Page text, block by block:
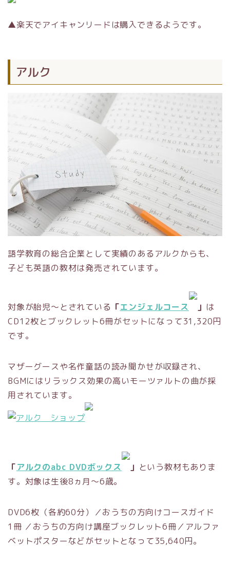
▲楽天でアイキャンリードは購入できるようです。
アルク
語学教育の総合企業として実績のあるアルクからも、
子ども英語の教材は発売されています。
対象が胎児～とされている 「エンジェルコース 」 は
CD12枚とブックレット6冊がセットになって31,320円
です。
マザーグースや名作童話の読み聞かせが収録され、
BGMにはリラックス効果の高いモーツァルトの曲が採
用されています。
「アルクのabc DVDボックス 」 という教材もありま
す。対象は生後8ヵ月～6歳。
DVD6枚（各約60分）／おうちの方向けコースガイド
1冊 ／おうちの方向け講座ブックレット6冊／アルファ
ベットポスターなどがセットとなって35,640円。